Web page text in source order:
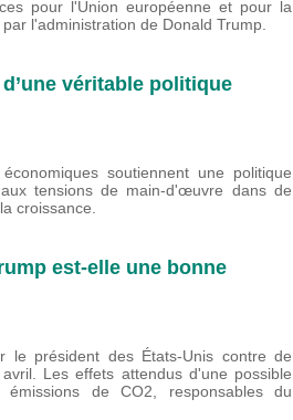
pour l'Union européenne et pour la
l'administration de Donald Trump.
véritable politique
soutiennent une politique
tensions de main-d'œuvre dans de
croissance.
est-elle une bonne
le président des États-Unis contre de
Les effets attendus d'une possible
de CO2, responsables du